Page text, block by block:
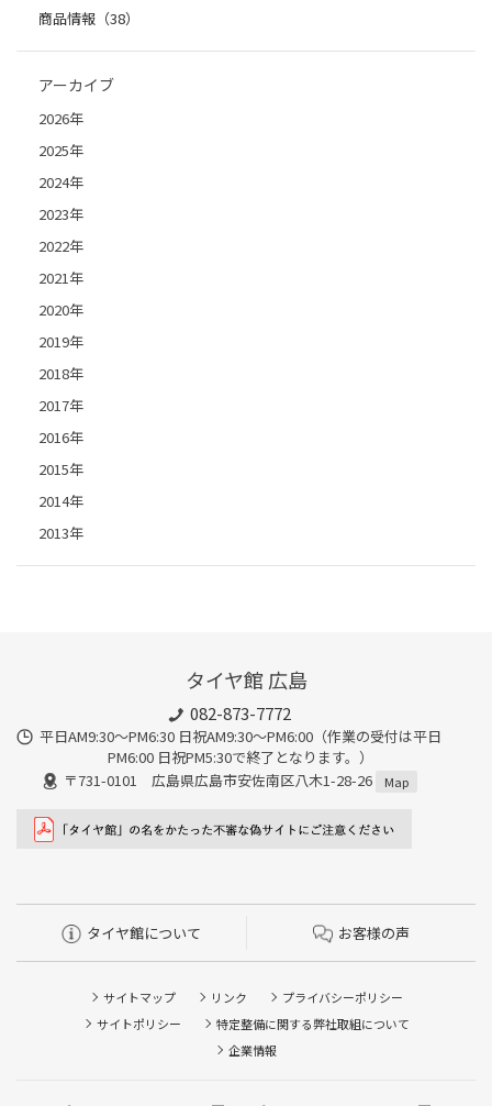
商品情報（38）
アーカイブ
2026年
2025年
2024年
2023年
2022年
2021年
2020年
2019年
2018年
2017年
2016年
2015年
2014年
2013年
タイヤ館 広島
082-873-7772
平日AM9:30～PM6:30 日祝AM9:30〜PM6:00（作業の受付は平日
PM6:00 日祝PM5:30で終了となります。）
〒731-0101 広島県広島市安佐南区八木1-28-26
Map
タイヤ館について お客様の声
サイトマップ リンク
プライバシーポリシー
サイトポリシー
特定整備に関する弊社取組について
企業情報